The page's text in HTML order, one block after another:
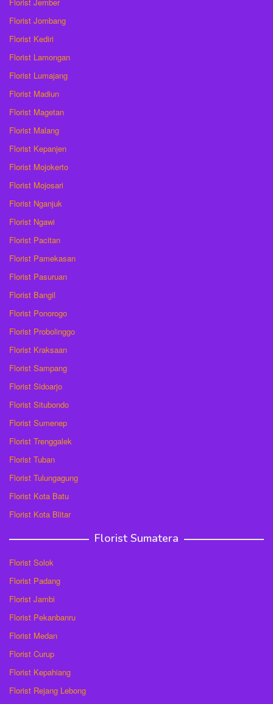
Florist Jombang
Florist Kediri
Florist Lamongan
Florist Lumajang
Florist Madiun
Florist Magetan
Florist Malang
Florist Kepanjen
Florist Mojokerto
Florist Mojosari
Florist Nganjuk
Florist Ngawi
Florist Pacitan
Florist Pamekasan
Florist Pasuruan
Florist Bangil
Florist Ponorogo
Florist Probolinggo
Florist Kraksaan
Florist Sampang
Florist Sidoarjo
Florist Situbondo
Florist Sumenep
Florist Trenggalek
Florist Tuban
Florist Tulungagung
Florist Kota Batu
Florist Kota Blitar
Florist Sumatera
Florist Solok
Florist Padang
Florist Jambi
Florist Pekanbanru
Florist Medan
Florist Curup
Florist Kepahiang
Florist Rejang Lebong